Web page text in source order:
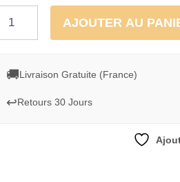
mural
sur
AJOUTER AU
🚚 Livraison Gratuite (France)
↩️ Retours 30 Jours